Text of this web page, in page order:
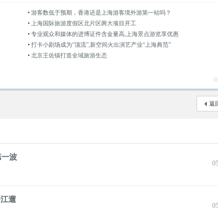
• 游客数低于预期，香港还是上海游客境外游第一站吗？
• 上海国际旅游度假区北片区两大项目开工
• 专业观众和媒体的进博证件含金量高,上海景点游览享优惠
• 打卡小剧场成为“顶流”,新空间火出演艺产业“上海典范”
• 北京王佐镇打造全域旅游生态
返
波
遛